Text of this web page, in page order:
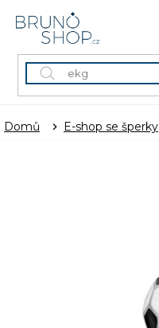
Domů E-shop se šperky